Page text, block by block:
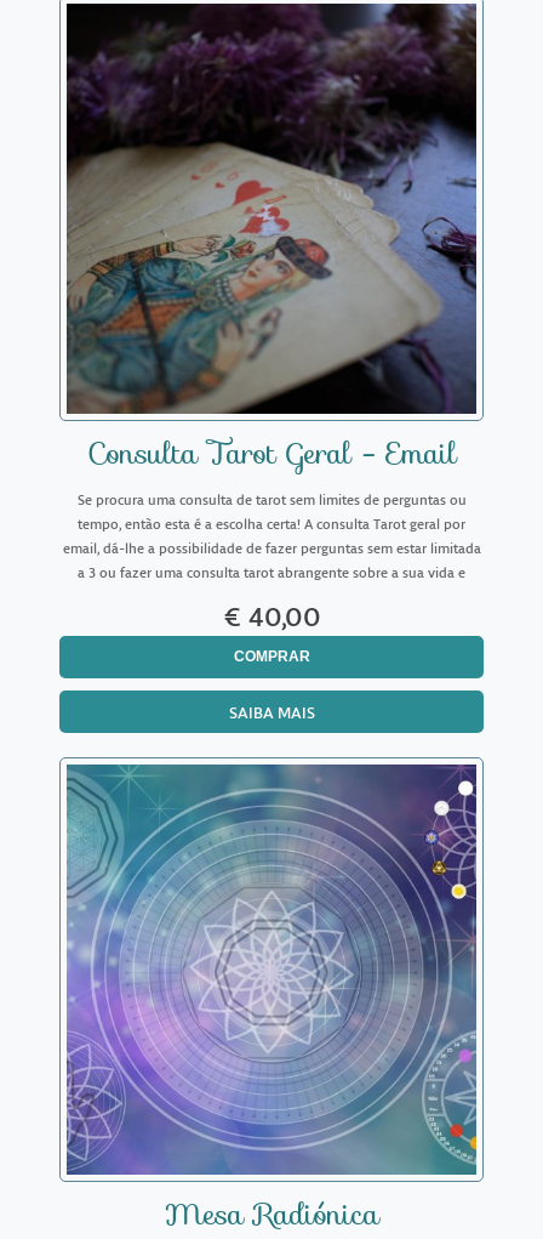
Consulta Tarot Geral - Email
Se procura uma consulta de tarot sem limites de perguntas ou
tempo, então esta é a escolha certa! A consulta Tarot geral por
email, dá-lhe a possibilidade de fazer perguntas sem estar limitada
a 3 ou fazer uma consulta tarot abrangente sobre a sua vida e
€ 40,00
COMPRAR
SAIBA MAIS
Mesa Radiónica